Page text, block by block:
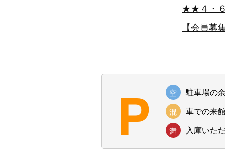
★★４・６
【会員
P 空 駐車場の
混 車での来
満 入庫いた